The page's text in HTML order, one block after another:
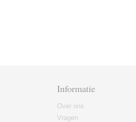
Informatie
Over ons
Vragen